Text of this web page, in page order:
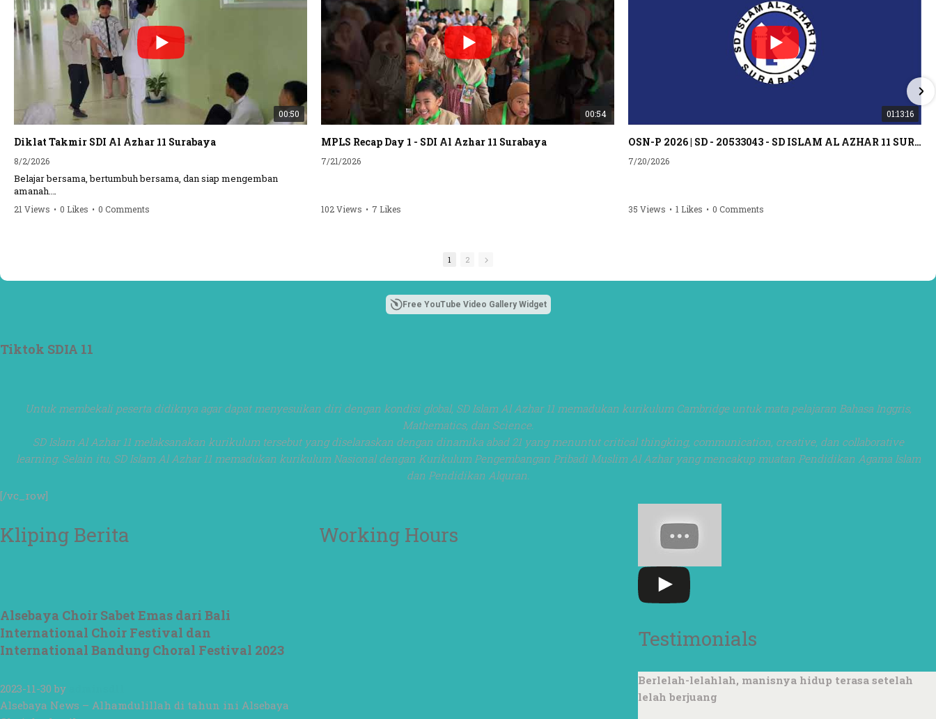
00:50
Diklat Takmir SDI Al Azhar 11 Surabaya
8/2/2026
Belajar bersama, bertumbuh bersama, dan siap mengemban
amanah.
Semangat peserta dalam Diklat Takmir SDI Al Azhar 11 Surabaya
Bismillah, semoga setiap langkah menjadi ladang kebaikan🌱
21 Views • 0 Likes • 0 Comments
00:54
MPLS Recap Day 1 - SDI Al Azhar 11 Surabaya
7/21/2026
102 Views • 7 Likes
01:13:16
OSN-P 2026 | SD - 20533043 - SD ISLAM AL AZHAR 11 SURABAYA | IPA
7/20/2026
35 Views • 1 Likes • 0 Comments
1 2
Free YouTube Video Gallery Widget
Tiktok SDIA 11
Untuk membekali peserta didiknya agar dapat menyesuikan diri dengan kondisi global, SD Islam Al Azhar 11 memadukan kurikulum Cambridge untuk mata pelajaran Bahasa Inggris,
Mathematics, dan Science.
SD Islam Al Azhar 11 melaksanakan kurikulum tersebut yang diselaraskan dengan dinamika abad 21 yang menuntut critical thingking, communication, creative, dan collaborative
learning. Selain itu, SD Islam Al Azhar 11 memadukan kurikulum Nasional dengan Kurikulum Pengembangan Pribadi Muslim Al Azhar yang mencakup muatan Pendidikan Agama Islam
dan Pendidikan Alquran.
[/vc_row]
Kliping Berita
Alsebaya Choir Sabet Emas dari Bali
International Choir Festival dan
International Bandung Choral Festival 2023
2023-11-30by
Alsebaya News – Alhamdulillah di tahun ini Alsebaya
Working Hours
Testimonials
Berlelah-lelahlah, manisnya hidup terasa setelah
lelah berjuang